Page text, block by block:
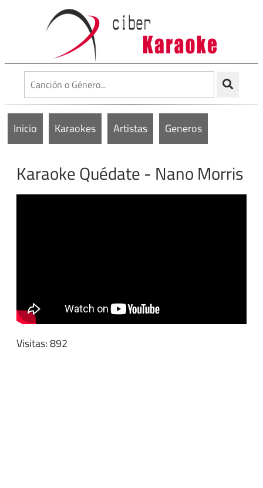
Inicio Karaokes Artistas Generos
Karaoke Quédate - Nano Morris
Visitas: 892